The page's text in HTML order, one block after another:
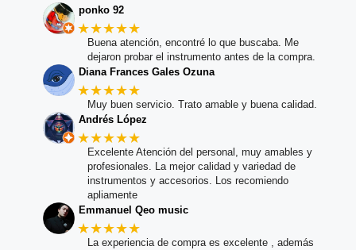
ponko 92
★★★★★
Buena atención, encontré lo que buscaba. Me
dejaron probar el instrumento antes de la compra.
Diana Frances Gales Ozuna
★★★★★
Muy buen servicio. Trato amable y buena calidad.
Andrés López
★★★★★
Excelente Atención del personal, muy amables y
profesionales. La mejor calidad y variedad de
instrumentos y accesorios. Los recomiendo
apliamente
Emmanuel Qeo music
★★★★★
La experiencia de compra es excelente , además